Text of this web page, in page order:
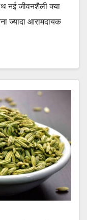
नई जीवनशैली क्या
ज्यादा आरामदायक